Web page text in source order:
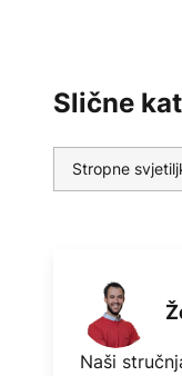
Slične
Stropne
Naši